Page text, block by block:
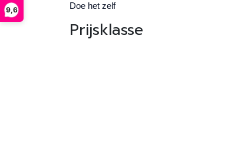
9,6
Doe het zelf
Prijsklasse